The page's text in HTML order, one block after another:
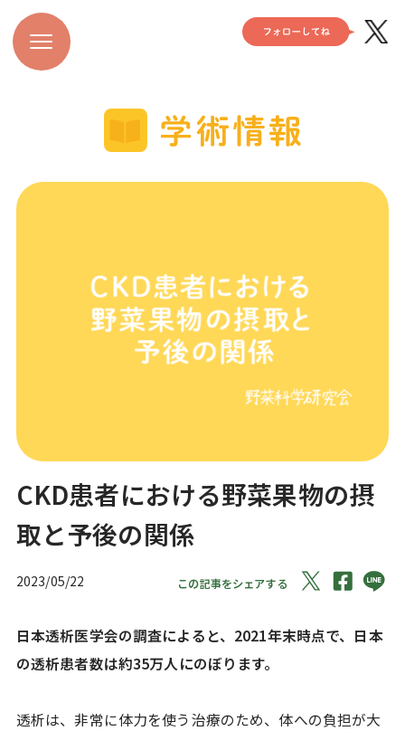
CKD患者における野菜果物の摂
取と予後の関係
2023/05/22 この記事をシェアする
日本透析医学会の調査によると、2021年末時点で、日本
の透析患者数は約35万人にのぼります。
透析は、非常に体力を使う治療のため、体への負担が大